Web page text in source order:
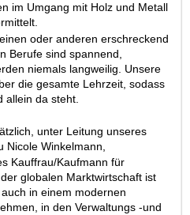
im Umgang mit Holz und Metall
oder anderen erschreckend
Berufe sind spannend,
niemals langweilig. Unsere
die gesamte Lehrzeit, sodass
allein da steht.
unter Leitung unseres
Nicole Winkelmann,
Kauffrau/Kaufmann für
globalen Marktwirtschaft ist
in einem modernen
in den Verwaltungs -und